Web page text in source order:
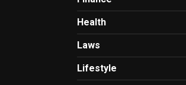
Health
Laws
Lifestyle